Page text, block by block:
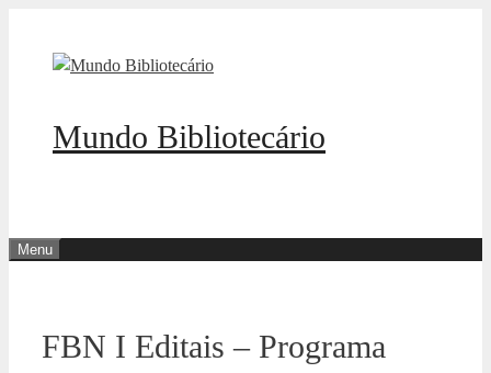
Mundo Bibliotecário
Menu
FBN I Editais – Programa